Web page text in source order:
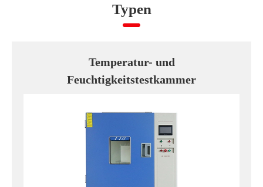
Typen
Temperatur- und
Feuchtigkeitstestkammer